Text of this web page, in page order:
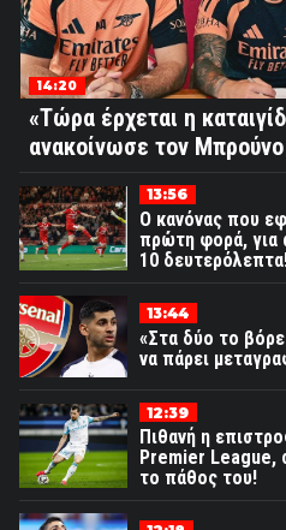
14:20
«Τώρα έρχεται η
ανακοίνωσε τον
13:56
Ο κανόνας που
πρώτη φορά, για
10
13:44
«Στα δύο το
να πάρει
12:39
Πιθανή η
Premier League,
το πάθος του!